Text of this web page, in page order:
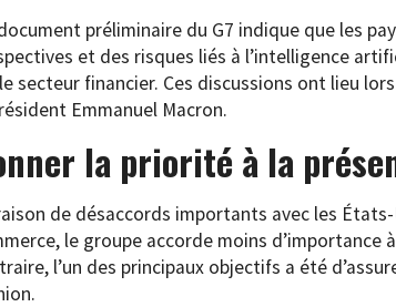
préliminaire du G7 indique que les
et des risques liés à l’intelligence
secteur financier. Ces discussions ont lieu
Emmanuel Macron.
la priorité à la
de désaccords importants avec les
le groupe accorde moins d’importance
l’un des principaux objectifs a été